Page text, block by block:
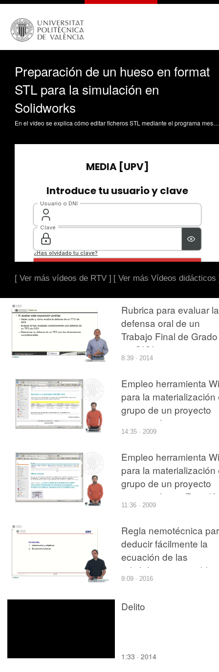
Preparación de un hueso en format
STL para la simulación en
Solidworks
En el vídeo se explica cómo editar ficheros STL mediante el programa meshmixer para seleccionar la parte del fichero que interesa importar en solidworks. Posteriormente se explica cómo importar geometrías y cómo realizar la reconstrucción de huesos en formato STL para poder realizar análisis de cargas en Solidworks. Boronat Vitoria, T.; Ivorra Martínez, J.; Quiles Carrillo, LJ.; Lascano Aimacaña, DS.; Torres Giner, S. (2020). Preparación de un hueso en format STL para la simulación en Solidworks. https://riunet.upv.es/handle/10251/145436 DER
[ Ver más vídeos de RTV ] [ Ver más Vídeos didácticos
Rubrica para evaluar la
defensa oral de un
Trabajo Final de Grado
en GIOI
8:39 · 2014
Empleo herramienta
para la materialización
grupo de un proyecto
arquitectónico.
Introducción
14:35 · 2009
Empleo herramienta
para la materialización
grupo de un proyecto
arquitectónico. Fase IA
11:36 · 2009
Regla nemotécnica
deducir fácilmente la
ecuación de las
adiabáticas reversibles
en un gas perfecto
9:09 · 2016
Delito
1:33 · 2014